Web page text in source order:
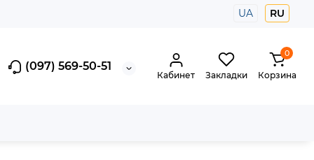
UA RU
(097) 569-50-51
Кабинет Закладки
0
Корзина